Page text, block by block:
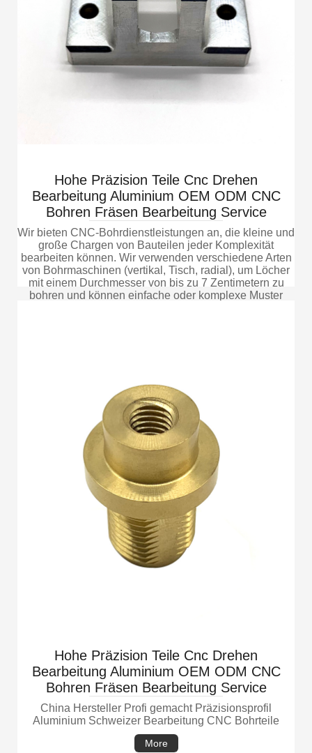
Hohe Präzision Teile Cnc Drehen
Bearbeitung Aluminium OEM ODM CNC
Bohren Fräsen Bearbeitung Service
Wir bieten CNC-Bohrdienstleistungen an, die kleine und
große Chargen von Bauteilen jeder Komplexität
bearbeiten können. Wir verwenden verschiedene Arten
von Bohrmaschinen (vertikal, Tisch, radial), um Löcher
mit einem Durchmesser von bis zu 7 Zentimetern zu
bohren und können einfache oder komplexe Muster
Hohe Präzision Teile Cnc Drehen
Bearbeitung Aluminium OEM ODM CNC
Bohren Fräsen Bearbeitung Service
China Hersteller Profi gemacht Präzisionsprofil
Aluminium Schweizer Bearbeitung CNC Bohrteile
More